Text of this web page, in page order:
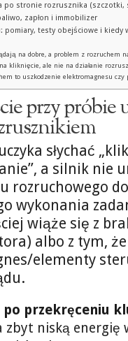
po stronie rozrusznika (szczotki,
zapłon i immobilizer
testy obejściowe i kiedy
na dobre, a problem z rozruchem
kliknięcie, ale nie na działanie
to uszkodzenie elektromagnesu czy
przy
słychać
a silnik nie
rozruchowego
wykonania
wiąże się z
albo z tym, że
elementy
przekręceniu
zbyt niską